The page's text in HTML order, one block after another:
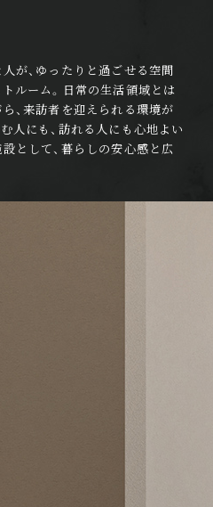
が、ゆったりと過ごせる空間
ルーム。日常の生活領域とは
、来訪者を迎えられる環境が
人にも、訪れる人にも心地よい
として、暮らしの安心感と広